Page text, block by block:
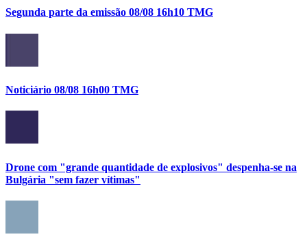
Segunda parte da emissão 08/08 16h10 TMG
Noticiário 08/08 16h00 TMG
Drone com "grande quantidade de explosivos" despenha-se na
Bulgária "sem fazer vítimas"